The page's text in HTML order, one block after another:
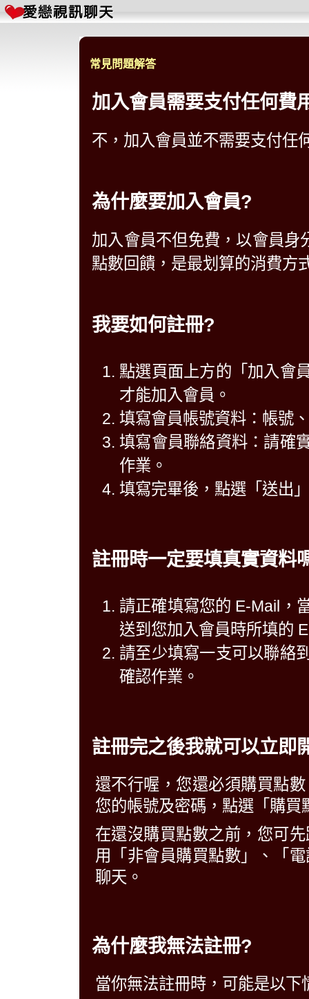
常見問題解答
加入會員需要支付任何費
不，加入會員並不需要支付任
為什麼要加入會員?
加入會員不但免費，以會員身
點數回饋，是最划算的消費方
我要如何註冊?
點選頁面上方的「加入會
才能加入會員。
填寫會員帳號資料：帳號
填寫會員聯絡資料：請確
作業。
填寫完畢後，點選「送出
註冊時一定要填真實資料
請正確填寫您的 E-Mail，
送到您加入會員時所填的
請至少填寫一支可以聯絡
確認作業。
註冊完之後我就可以立即
還不行喔，您還必須購買點
您的帳號及密碼，點選「購
在還沒購買點數之前，您可
用「非會員購買點數」、「
聊天。
為什麼我無法註冊?
當你無法註冊時，可能是以下